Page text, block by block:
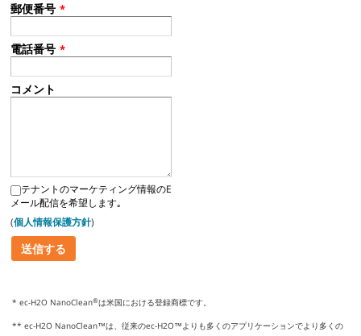
郵便番号 *
電話番号 *
コメント
テナントのマーケティング情報のE
メール配信を希望します｡
(個人情報保護方針)
* ec-H2O NanoClean®は米国における登録商標です。
** ec-H2O NanoClean™は、従来のec-H2O™よりも多くのアプリケーションでより多くの